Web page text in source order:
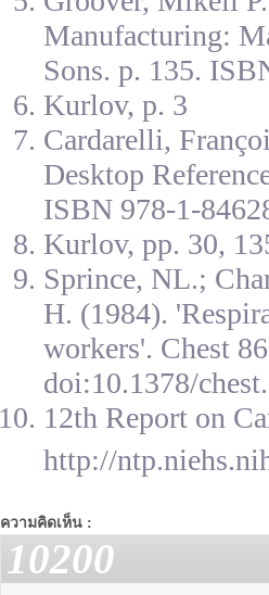
Manufacturing:
Sons. p. 135.
Kurlov, p. 3
Cardarelli,
Desktop
ISBN 978-1-
Kurlov, pp. 30,
Sprince, NL.;
H. (1984).
workers'. Chest
doi:10.1378/
12th Report on
http://
ความคิดเห็น :
10200